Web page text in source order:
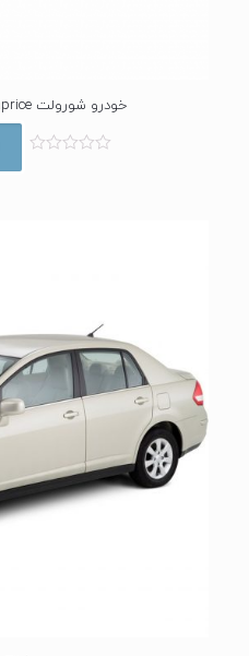
خودرو شورولت Caprice اتوماتیک سال 1991